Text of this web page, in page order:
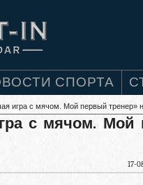
СПОРТА
игра с мячом. Мой первый тренер»
с мячом. Мой
17-